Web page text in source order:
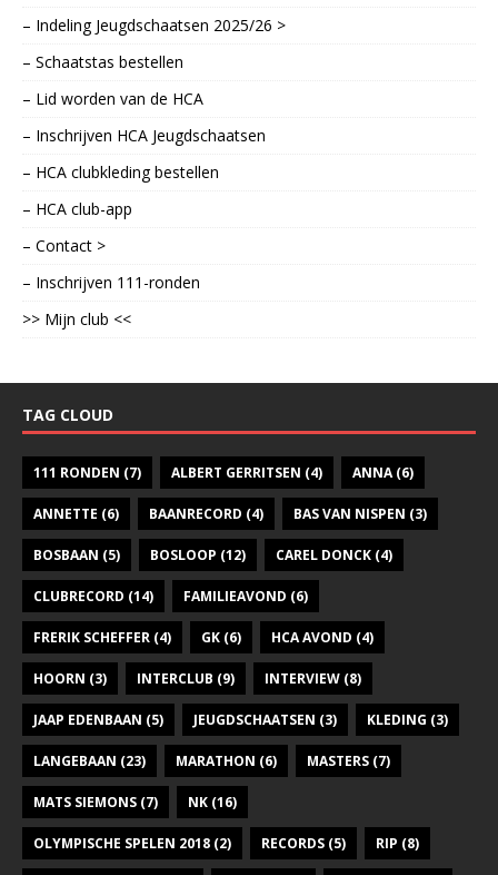
– Indeling Jeugdschaatsen 2025/26 >
– Schaatstas bestellen
– Lid worden van de HCA
– Inschrijven HCA Jeugdschaatsen
– HCA clubkleding bestellen
– HCA club-app
– Contact >
– Inschrijven 111-ronden
>> Mijn club <<
TAG CLOUD
111 RONDEN (7) ALBERT GERRITSEN (4) ANNA(6)
ANNETTE (6) BAANRECORD (4) BAS VAN NISPEN (3)
BOSBAAN (5) BOSLOOP (12) CAREL DONCK (4)
CLUBRECORD (14) FAMILIEAVOND (6)
FRERIK SCHEFFER (4) GK (6) HCA AVOND (4)
HOORN (3) INTERCLUB (9) INTERVIEW (8)
JAAP EDENBAAN (5) JEUGDSCHAATSEN (3) KLEDING (3)
LANGEBAAN (23) MARATHON (6) MASTERS (7)
MATS SIEMONS (7) NK (16)
OLYMPISCHE SPELEN 2018 (2) RECORDS (5) RIP (8)